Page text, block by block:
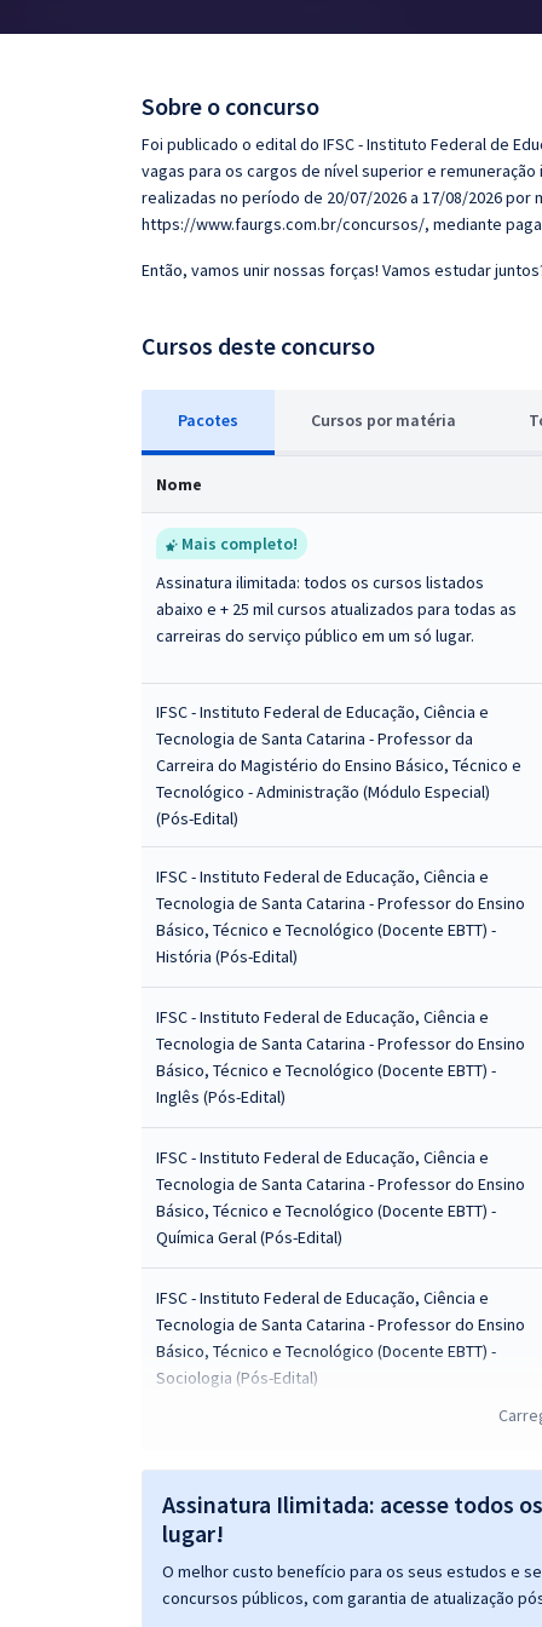
Sobre o concurso
Foi publicado o edital do IFSC - Instituto Federal de
vagas para os cargos de nível superior e remuneração
realizadas no período de 20/07/2026 a 17/08/2026
https://www.faurgs.com.br/concursos/, mediante
Então, vamos unir nossas forças! Vamos estudar
Cursos deste concurso
Pacotes Cursos por matéria
Nome
Mais completo!
Assinatura ilimitada: todos os cursos listados
abaixo e + 25 mil cursos atualizados para todas as
carreiras do serviço público em um só lugar.
IFSC - Instituto Federal de Educação, Ciência e
Tecnologia de Santa Catarina - Professor da
Carreira do Magistério do Ensino Básico, Técnico e
Tecnológico - Administração (Módulo Especial)
(Pós-Edital)
IFSC - Instituto Federal de Educação, Ciência e
Tecnologia de Santa Catarina - Professor do Ensino
Básico, Técnico e Tecnológico (Docente EBTT) -
História (Pós-Edital)
IFSC - Instituto Federal de Educação, Ciência e
Tecnologia de Santa Catarina - Professor do Ensino
Básico, Técnico e Tecnológico (Docente EBTT) -
Inglês (Pós-Edital)
IFSC - Instituto Federal de Educação, Ciência e
Tecnologia de Santa Catarina - Professor do Ensino
Básico, Técnico e Tecnológico (Docente EBTT) -
Química Geral (Pós-Edital)
IFSC - Instituto Federal de Educação, Ciência e
Tecnologia de Santa Catarina - Professor do Ensino
Básico, Técnico e Tecnológico (Docente EBTT) -
Sociologia (Pós-Edital)
Técnico e Tecnológico (Docente EBTT) - História
(Pós-Edital)
IFSC - Instituto Federal de Educação, Ciência e
Assinatura Ilimitada: acesse todos
lugar!
O melhor custo benefício para os seus estudos e
concursos públicos, com garantia de atualização